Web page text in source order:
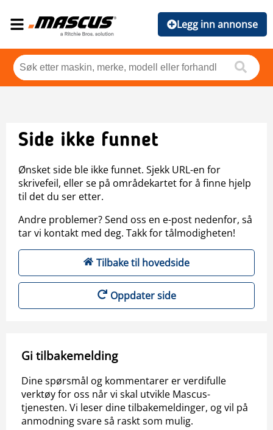
Legg inn annonse
Side ikke funnet
Ønsket side ble ikke funnet. Sjekk URL-en for
skrivefeil, eller se på områdekartet for å finne hjelp
til det du ser etter.
Andre problemer? Send oss en e-post nedenfor, så
tar vi kontakt med deg. Takk for tålmodigheten!
Tilbake til hovedside
Oppdater side
Gi tilbakemelding
Dine spørsmål og kommentarer er verdifulle
verktøy for oss når vi skal utvikle Mascus-
tjenesten. Vi leser dine tilbakemeldinger, og vil på
anmodning svare så raskt som mulig.